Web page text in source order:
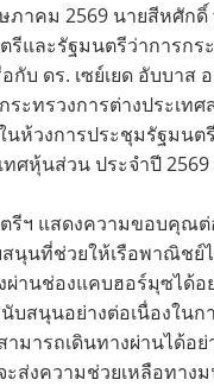
ภาคม 2569 นายสีหศักดิ์
รีและรัฐมนตรีว่าการกร
กับ ดร. เซย์เยด อับบาส
ระทรวงการต่างประเท
ห้วงการประชุมรัฐมนต
ทศหุ้นส่วน ประจำปี
รีฯ แสดงความขอบคุณ
นุนที่ช่วยให้เรือพาณิชย์
ผ่านช่องแคบฮอร์มุซได้อ
บสนุนอย่างต่อเนื่องในก
ามารถเดินทางผ่านได้อ
ส่งความช่วยเหลือทาง